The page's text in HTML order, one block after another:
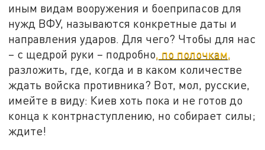
иным видам вооружения и боеприпасов для
нужд ВФУ, называются конкретные даты и
направления ударов. Для чего? Чтобы для нас
– с щедрой руки – подробно, по полочкам,
разложить, где, когда и в каком количестве
ждать войска противника? Вот, мол, русские,
имейте в виду: Киев хоть пока и не готов до
конца к контрнаступлению, но собирает силы;
ждите!